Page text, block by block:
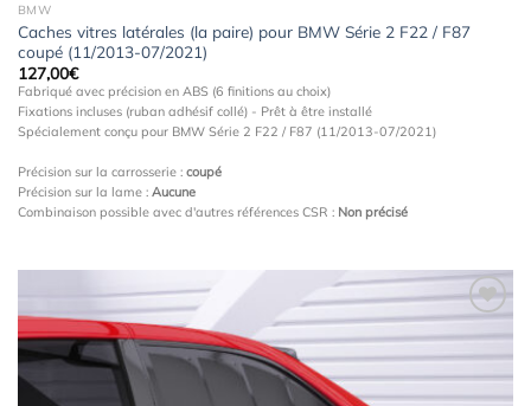
BMW
Caches vitres latérales (la paire) pour BMW Série 2 F22 / F87
coupé (11/2013-07/2021)
127,00€
Fabriqué avec précision en ABS (6 finitions au choix)
Fixations incluses (ruban adhésif collé) - Prêt à être installé
Spécialement conçu pour BMW Série 2 F22 / F87 (11/2013-07/2021)
Précision sur la carrosserie : coupé
Précision sur la lame : Aucune
Combinaison possible avec d'autres références CSR : Non précisé